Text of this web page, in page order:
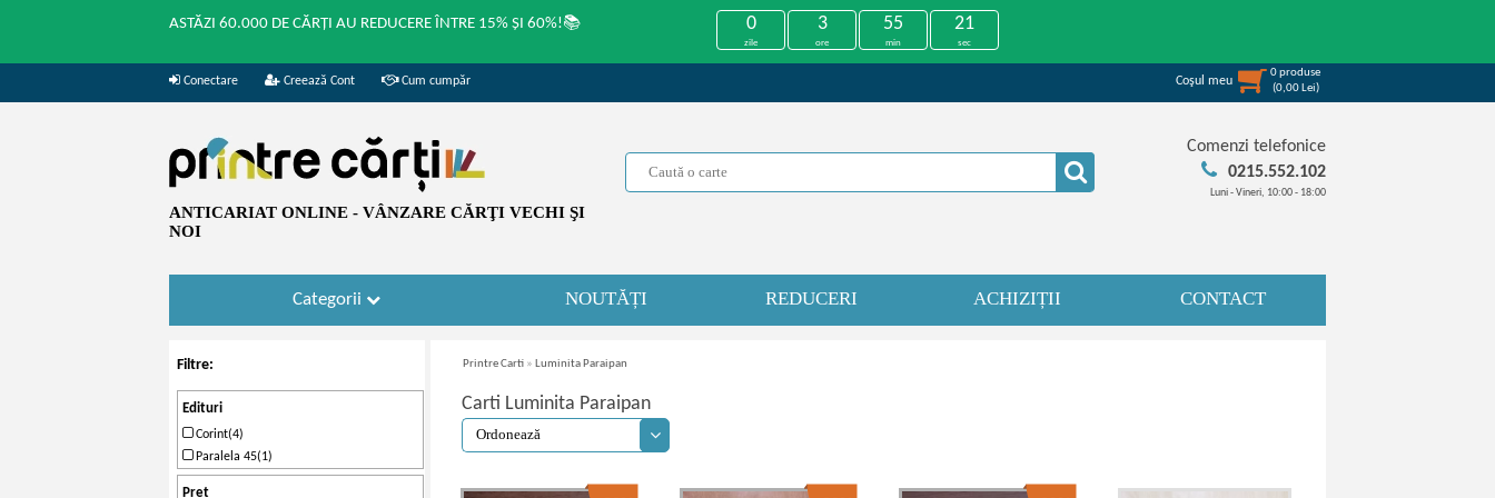
ASTĂZI 60.000 DE CĂRȚI AU REDUCERE ÎNTRE 15% ȘI 60%!📚 0
zile
3
ore
55
min
21
sec
Conectare Creează Cont Cum cumpăr Coşul meu
0produse
(0,00 Lei)
ANTICARIAT ONLINE - VÂNZARE CĂRŢI VECHI ŞI
NOI
Comenzi telefonice
0215.552.102
Luni - Vineri, 10:00 - 18:00
Categorii NOUTĂȚI REDUCERI ACHIZIȚII CONTACT
Filtre:
Edituri
Corint(4)
Paralela 45(1)
Pret
Printre Carti » Luminita Paraipan
Carti Luminita Paraipan